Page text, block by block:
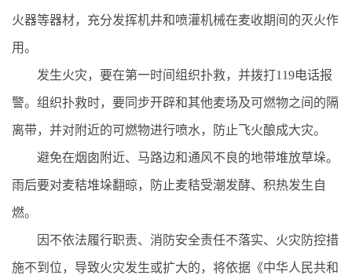
火器等器材，充分发挥机井和喷灌机械在麦收期间的灭火作
用。
发生火灾，要在第一时间组织扑救，并拨打119电话报
警。组织扑救时，要同步开辟和其他麦场及可燃物之间的隔
离带，并对附近的可燃物进行喷水，防止飞火酿成大灾。
避免在烟囱附近、马路边和通风不良的地带堆放草垛。
雨后要对麦秸堆垛翻晾，防止麦秸受潮发酵、积热发生自
燃。
因不依法履行职责、消防安全责任不落实、火灾防控措
施不到位，导致火灾发生或扩大的，将依据《中华人民共和